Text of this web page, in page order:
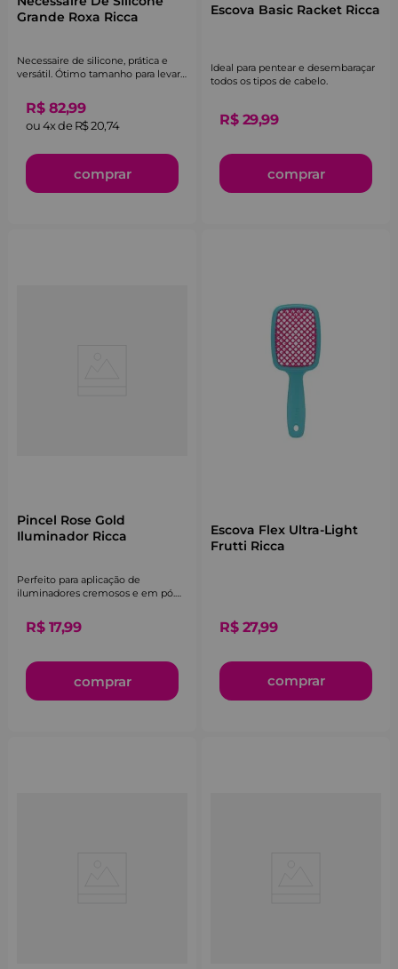
Grande Roxa Ricca
Necessaire de silicone, prática e
versátil. Ótimo tamanho para levar
R$ 82,99
ou4x deR$20,74
comprar
Escova Basic Racket Ricca
Ideal para pentear e desembaraçar
todos os tipos de cabelo.
R$ 29,99
comprar
Pincel Rose Gold
Iluminador Ricca
Perfeito para aplicação de
iluminadores cremosos e em pó.
produto de maneira uniforme.
R$ 17,99
comprar
Escova Flex Ultra-Light
Frutti Ricca
R$ 27,99
comprar